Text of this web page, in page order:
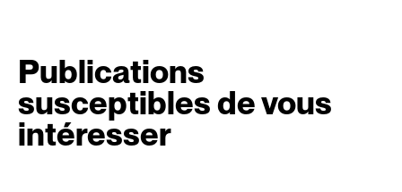
Publications
susceptibles de vous
intéresser